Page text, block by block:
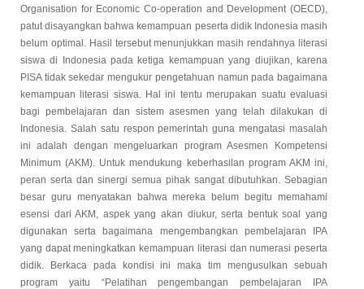
Organisation for Economic Co-operation and Development (OECD),
patut disayangkan bahwa kemampuan peserta didik Indonesia masih
belum optimal. Hasil tersebut menunjukkan masih rendahnya literasi
siswa di Indonesia pada ketiga kemampuan yang diujikan, karena
PISA tidak sekedar mengukur pengetahuan namun pada bagaimana
kemampuan literasi siswa. Hal ini tentu merupakan suatu evaluasi
bagi pembelajaran dan sistem asesmen yang telah dilakukan di
Indonesia. Salah satu respon pemerintah guna mengatasi masalah
ini adalah dengan mengeluarkan program Asesmen Kompetensi
Minimum (AKM). Untuk mendukung keberhasilan program AKM ini,
peran serta dan sinergi semua pihak sangat dibutuhkan. Sebagian
besar guru menyatakan bahwa mereka belum begitu memahami
esensi dari AKM, aspek yang akan diukur, serta bentuk soal yang
digunakan serta bagaimana mengembangkan pembelajaran IPA
yang dapat meningkatkan kemampuan literasi dan numerasi peserta
didik. Berkaca pada kondisi ini maka tim mengusulkan sebuah
program yaitu “Pelatihan pengembangan pembelajaran IPA